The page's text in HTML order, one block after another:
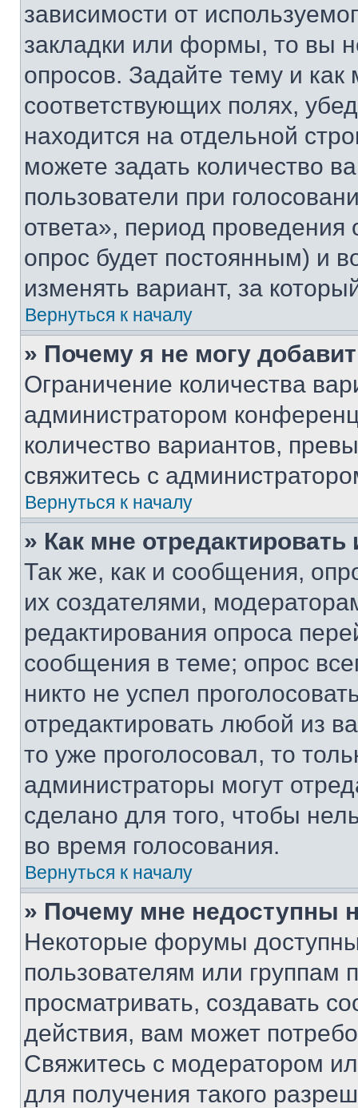
зависимости от
закладки или формы, то вы
опросов. Задайте тему и
соответствующих полях,
находится на отдельной
можете задать количество
пользователи при
ответа», период проведения
опрос будет постоянным) и
изменять вариант, за
Вернуться к началу
» Почему я не могу
Ограничение количества
администратором
количество вариантов,
свяжитесь с
Вернуться к началу
» Как мне
Так же, как и сообщения,
их создателями,
редактирования опроса
сообщения в теме; опрос
никто не успел
отредактировать любой из
то уже проголосовал, то
администраторы могут
сделано для того, чтобы
во время голосования.
Вернуться к началу
» Почему мне недоступны
Некоторые форумы
пользователям или группам
просматривать, создавать
действия, вам может
Свяжитесь с модератором
для получения такого